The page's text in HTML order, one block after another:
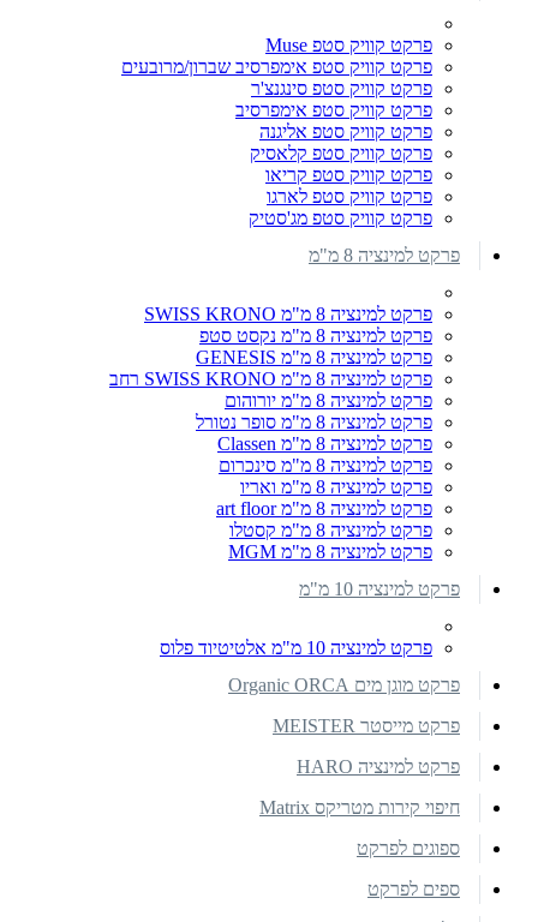
פרקט קוויק סטפ Muse
פרקט קוויק סטפ אימפרסיב שברון/מרובעים
פרקט קוויק סטפ סינגנצ'ר
פרקט קוויק סטפ אימפרסיב
פרקט קוויק סטפ אליגנה
פרקט קוויק סטפ קלאסיק
פרקט קוויק סטפ קריאו
פרקט קוויק סטפ לארגו
פרקט קוויק סטפ מג'סטיק
פרקט למינציה 8 מ"מ
פרקט למינציה 8 מ"מ SWISS KRONO
פרקט למינציה 8 מ"מ נקסט סטפ
פרקט למינציה 8 מ"מ GENESIS
פרקט למינציה 8 מ"מ SWISS KRONO רחב
פרקט למינציה 8 מ"מ יורוהום
פרקט למינציה 8 מ"מ סופר נטורל
פרקט למינציה 8 מ"מ Classen
פרקט למינציה 8 מ"מ סינכרום
פרקט למינציה 8 מ"מ ואריו
פרקט למינציה 8 מ"מ art floor
פרקט למינציה 8 מ"מ קסטלו
פרקט למינציה 8 מ"מ MGM
פרקט למינציה 10 מ"מ
פרקט למינציה 10 מ"מ אלטיטיוד פלוס
פרקט מוגן מים Organic ORCA
פרקט מייסטר MEISTER
פרקט למינציה HARO
חיפוי קירות מטריקס Matrix
ספוגים לפרקט
ספים לפרקט